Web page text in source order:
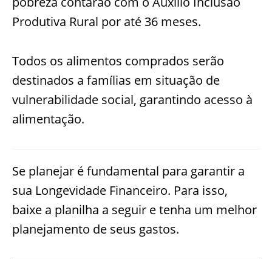
Produtiva Rural por até 36 meses.
Todos os alimentos comprados serão
destinados a famílias em situação de
vulnerabilidade social, garantindo acesso à
alimentação.
Se planejar é fundamental para garantir a
sua Longevidade Financeiro. Para isso,
baixe a planilha a seguir e tenha um melhor
planejamento de seus gastos.